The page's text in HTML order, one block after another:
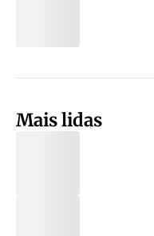
Mais lidas